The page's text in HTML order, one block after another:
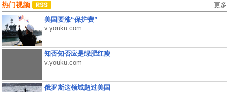
热门视频 更多
美国要涨“保护费”
v.youku.com
知否知否应是绿肥红瘦
v.youku.com
俄罗斯这领域超过美国